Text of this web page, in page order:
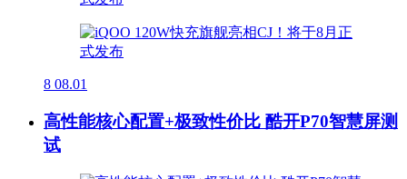
8 08.01
高性能核心配置+极致性价比 酷开P70智慧屏测
试